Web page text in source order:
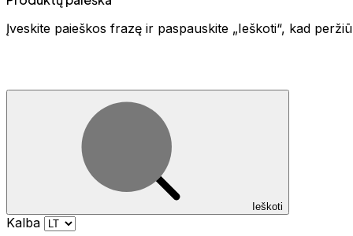
Įveskite paieškos frazę ir paspauskite „Ieškoti“, kad
Ieškoti
Kalba